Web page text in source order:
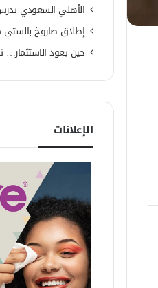
الأهلي السعودي
إطلاق صاروخ بالستي
حين يعود الاستثمار…
الإعلانات